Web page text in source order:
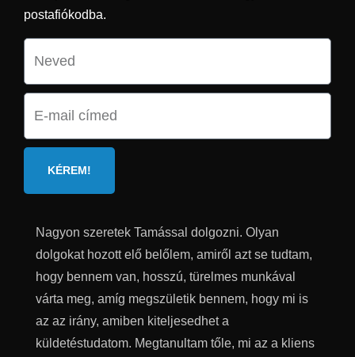
postafiókodba.
KÉREM!
Nagyon szeretek Tamással dolgozni. Olyan
dolgokat hozott elő belőlem, amiről azt se tudtam,
hogy bennem van, hosszú, türelmes munkával
várta meg, amíg megszületik bennem, hogy mi is
az az irány, amiben kiteljesedhet a
küldetéstudatom. Megtanultam tőle, mi az a kliens